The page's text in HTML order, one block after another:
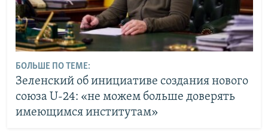
БОЛЬШЕ ПО ТЕМЕ:
Зеленский об инициативе создания нового
союза U-24: «не можем больше доверять
имеющимся институтам»